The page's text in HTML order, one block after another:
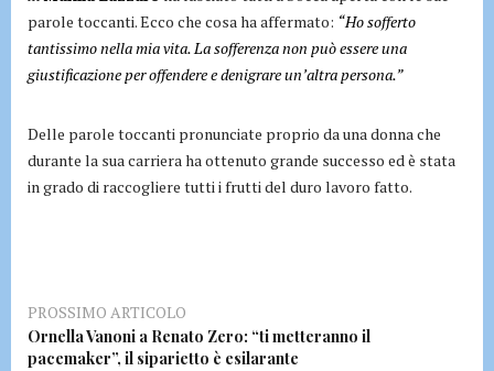
parole toccanti. Ecco che cosa ha affermato: “Ho sofferto
tantissimo nella mia vita. La sofferenza non può essere una
giustificazione per offendere e denigrare un’altra persona.”
Delle parole toccanti pronunciate proprio da una donna che
durante la sua carriera ha ottenuto grande successo ed è stata
in grado di raccogliere tutti i frutti del duro lavoro fatto.
PROSSIMO ARTICOLO
Ornella Vanoni a Renato Zero: “ti metteranno il
pacemaker”, il siparietto è esilarante